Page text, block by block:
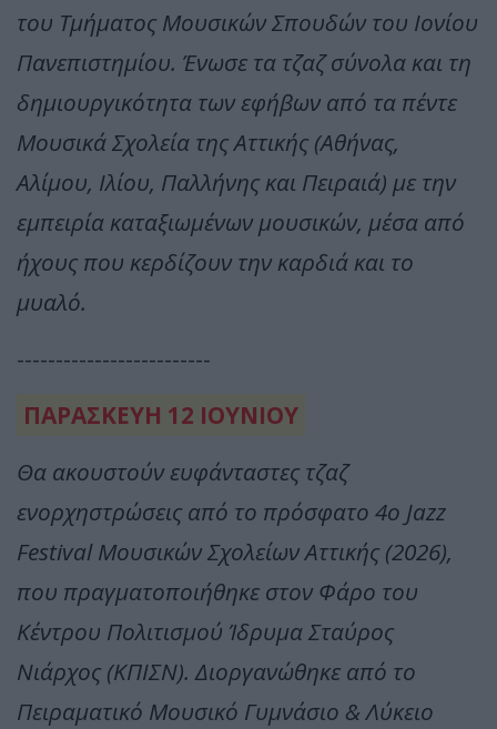
του Τμήματος Μουσικών Σπουδών του Ιονίου
Πανεπιστημίου. Ένωσε τα τζαζ σύνολα και τη
δημιουργικότητα των εφήβων από τα πέντε
Μουσικά Σχολεία της Αττικής (Αθήνας,
Αλίμου, Ιλίου, Παλλήνης και Πειραιά) με την
εμπειρία καταξιωμένων μουσικών, μέσα από
ήχους που κερδίζουν την καρδιά και το
μυαλό.
-------------------------
ΠΑΡΑΣΚΕΥΗ 12 ΙΟΥΝΙΟΥ
Θα ακουστούν ευφάνταστες τζαζ
ενορχηστρώσεις από το πρόσφατο 4ο Jazz
Festival Μουσικών Σχολείων Αττικής (2026),
που πραγματοποιήθηκε στον Φάρο του
Κέντρου Πολιτισμού Ίδρυμα Σταύρος
Νιάρχος (ΚΠΙΣΝ). Διοργανώθηκε από το
Πειραματικό Μουσικό Γυμνάσιο & Λύκειο